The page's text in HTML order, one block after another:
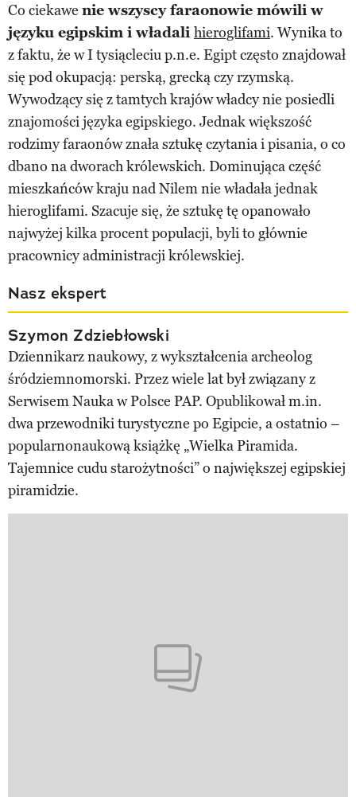
Co ciekawe nie wszyscy faraonowie mówili w
języku egipskim i władali hieroglifami. Wynika to
z faktu, że w I tysiącleciu p.n.e. Egipt często znajdował
się pod okupacją: perską, grecką czy rzymską.
Wywodzący się z tamtych krajów władcy nie posiedli
znajomości języka egipskiego. Jednak większość
rodzimy faraonów znała sztukę czytania i pisania, o co
dbano na dworach królewskich. Dominująca część
mieszkańców kraju nad Nilem nie władała jednak
hieroglifami. Szacuje się, że sztukę tę opanowało
najwyżej kilka procent populacji, byli to głównie
pracownicy administracji królewskiej.
Nasz ekspert
Szymon Zdziebłowski
Dziennikarz naukowy, z wykształcenia archeolog
śródziemnomorski. Przez wiele lat był związany z
Serwisem Nauka w Polsce PAP. Opublikował m.in.
dwa przewodniki turystyczne po Egipcie, a ostatnio –
popularnonaukową książkę „Wielka Piramida.
Tajemnice cudu starożytności” o największej egipskiej
piramidzie.